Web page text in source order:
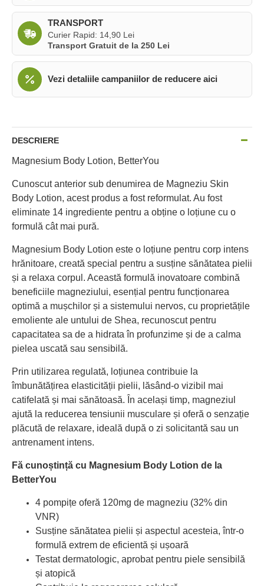
TRANSPORT
Curier Rapid: 14,90 Lei
Transport Gratuit de la 250 Lei
Vezi detaliile campaniilor de reducere aici
DESCRIERE
Magnesium Body Lotion, BetterYou
Cunoscut anterior sub denumirea de Magneziu Skin
Body Lotion, acest produs a fost reformulat. Au fost
eliminate 14 ingrediente pentru a obține o loțiune cu o
formulă cât mai pură.
Magnesium Body Lotion este o loțiune pentru corp intens
hrănitoare, creată special pentru a susține sănătatea pielii
și a relaxa corpul. Această formulă inovatoare combină
beneficiile magneziului, esențial pentru funcționarea
optimă a mușchilor și a sistemului nervos, cu proprietățile
emoliente ale untului de Shea, recunoscut pentru
capacitatea sa de a hidrata în profunzime și de a calma
pielea uscată sau sensibilă.
Prin utilizarea regulată, loțiunea contribuie la
îmbunătățirea elasticității pielii, lăsând-o vizibil mai
catifelată și mai sănătoasă. În același timp, magneziul
ajută la reducerea tensiunii musculare și oferă o senzație
plăcută de relaxare, ideală după o zi solicitantă sau un
antrenament intens.
Fă cunoștință cu Magnesium Body Lotion de la
BetterYou
4 pompițe oferă 120mg de magneziu (32% din
VNR)
Susține sănătatea pielii și aspectul acesteia, într-o
formulă extrem de eficientă și ușoară
Testat dermatologic, aprobat pentru piele sensibilă
și atopică